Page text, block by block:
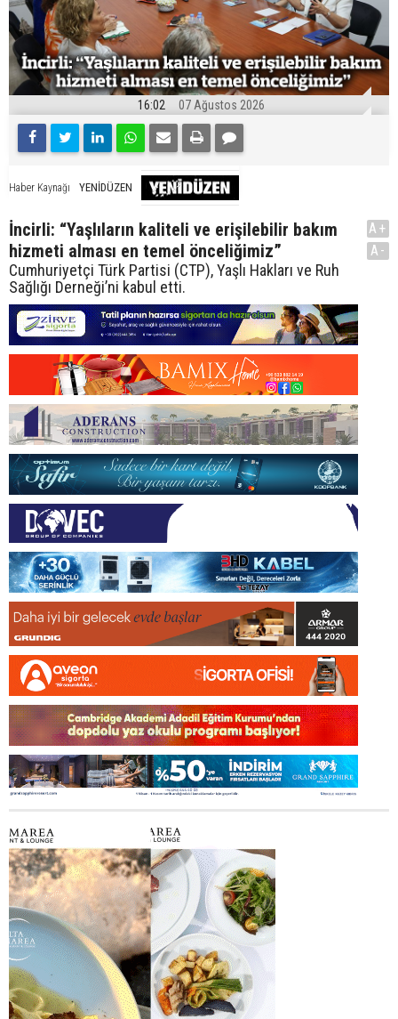
16:02 07 Ağustos 2026
Haber Kaynağı YENİDÜZEN
İncirli: “Yaşlıların kaliteli ve erişilebilir bakım
hizmeti alması en temel önceliğimiz”
Cumhuriyetçi Türk Partisi (CTP), Yaşlı Hakları ve Ruh
Sağlığı Derneği’ni kabul etti.
A+
A-